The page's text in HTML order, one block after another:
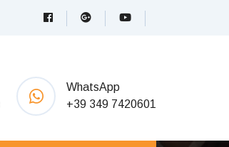
WhatsApp
+39 349 7420601